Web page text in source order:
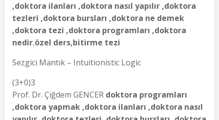
,doktora ilanları ,doktora nasıl yapılır ,doktora
tezleri ,doktora bursları ,doktora ne demek
,doktora tezi ,doktora programları ,doktora
nedir,özel ders,bitirme tezi
Sezgici Mantık – Intuitionistic Logic
(3+0)3
Prof. Dr. Çiğdem GENCER doktora programları
,doktora yapmak ,doktora ilanları ,doktora nasıl